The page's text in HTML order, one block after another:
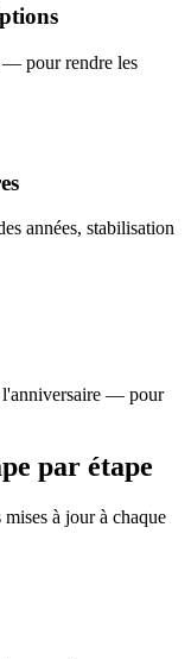
— pour rendre les
années, stabilisation
l'anniversaire — pour
par étape
à jour à chaque